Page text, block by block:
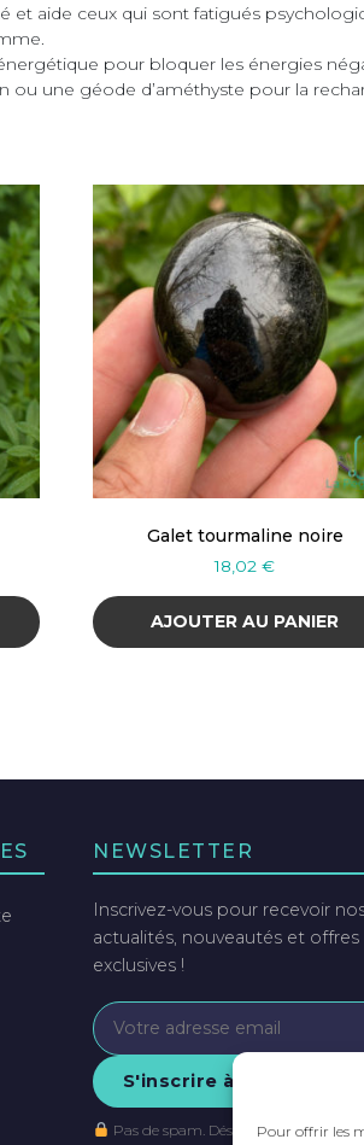
Pour offrir les
et aide ceux qui sont fatigués
pour bloquer les énergies
ou une géode d’améthyste pour la
Galet tourmaline noire
18,02€
AJOUTER AU PANIER
NEWSLETTER
Inscrivez-vous pour recevoir
actualités, nouveautés et offres
exclusives !
S'inscrire à la newsletter
Pas de spam. Désinscription à tout